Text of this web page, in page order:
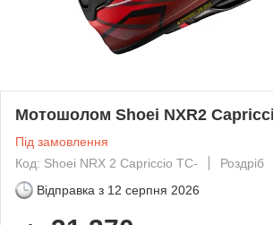
Мотошолом Shoei NXR2
Під замовлення
Код: Shoei NRX 2 Capriccio TC-
Роздріб
Відправка з 12 серпня 2026